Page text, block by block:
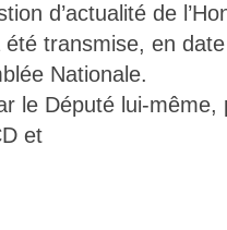
d’actualité de
été transmise, en
Nationale.
le Député lui-
et